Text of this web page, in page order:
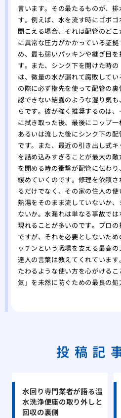
言います。その最たるものが、
す。例えば、水を流す時にゴボ
聞こえる場合、それは配管のど
に異常な圧力がかかっている証
め、最も弱いパッキンや継ぎ目
す。また、シンク下を開けた時の
は、微量の水が漏れて腐敗して
の際に必ず指先を使って配管の
認できない結露のような湿り気
らです。彼が強く推奨するのは
に拭き取った後、最後にコップ一
あるいは流した後にシンク下の
です。また、最近の引き出し式
を詰め込みすぎることが最大の
を閉める時の衝撃が配管に伝わ
緩めていくのです。修理を依頼
るだけでなく、その家の住人の使
熱湯をそのまま流していないか
ないか。水漏れは単なる事故で
現れることが多いのです。プロ
ですが、それを必要としないた
ッチンという戦場を支える最高の
達人の言葉は教えてくれていま
たわるような使い方を心がける
気」を未然に防ぐための最良の処
投稿記
水回り専門業者が語る温
水洗浄便座の取り外しと
回収の裏側